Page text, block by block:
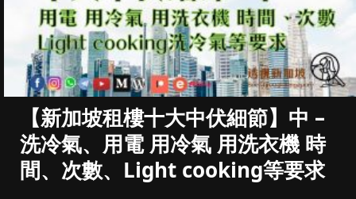
【新加坡租樓十大中伏細節】中 –
洗冷氣、用電 用冷氣 用洗衣機 時
間、次數、Light cooking等要求